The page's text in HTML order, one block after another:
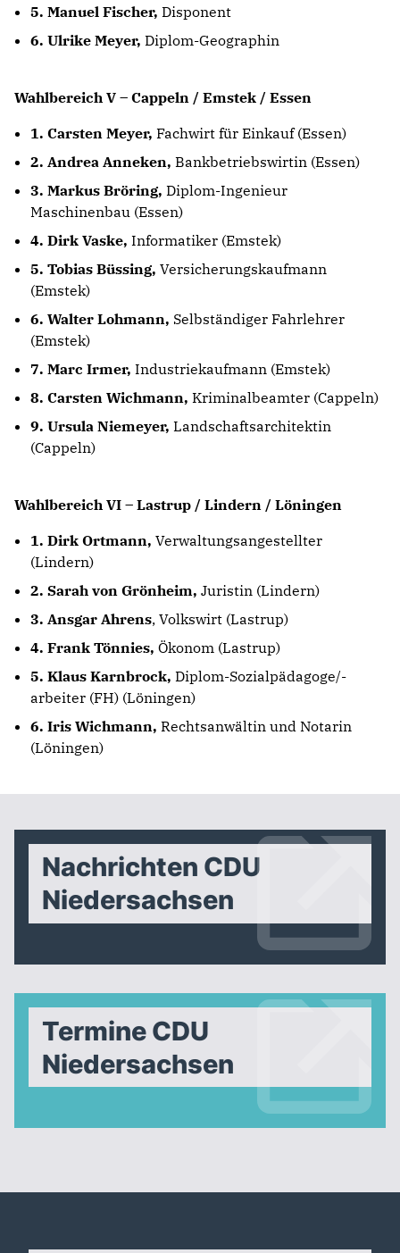
5. Manuel Fischer, Disponent
6. Ulrike Meyer, Diplom-Geographin
Wahlbereich V – Cappeln / Emstek / Essen
1. Carsten Meyer, Fachwirt für Einkauf (Essen)
2. Andrea Anneken, Bankbetriebswirtin (Essen)
3. Markus Bröring, Diplom-Ingenieur
Maschinenbau (Essen)
4. Dirk Vaske, Informatiker (Emstek)
5. Tobias Büssing, Versicherungskaufmann
(Emstek)
6. Walter Lohmann, Selbständiger Fahrlehrer
(Emstek)
7. Marc Irmer, Industriekaufmann (Emstek)
8. Carsten Wichmann, Kriminalbeamter (Cappeln)
9. Ursula Niemeyer, Landschaftsarchitektin
(Cappeln)
Wahlbereich VI – Lastrup / Lindern / Löningen
1. Dirk Ortmann, Verwaltungsangestellter
(Lindern)
2. Sarah von Grönheim, Juristin (Lindern)
3. Ansgar Ahrens, Volkswirt (Lastrup)
4. Frank Tönnies, Ökonom (Lastrup)
5. Klaus Karnbrock, Diplom-Sozialpädagoge/-
arbeiter (FH) (Löningen)
6. Iris Wichmann, Rechtsanwältin und Notarin
(Löningen)
Nachrichten CDU
Niedersachsen
Termine CDU
Niedersachsen